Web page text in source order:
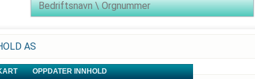
AS
OPPDATER INNHOLD